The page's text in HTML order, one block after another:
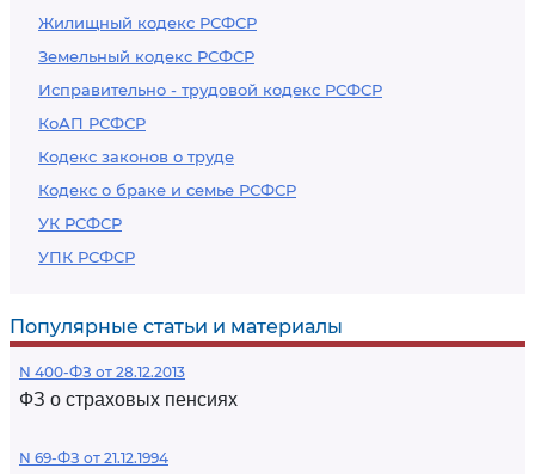
Жилищный кодекс РСФСР
Земельный кодекс РСФСР
Исправительно - трудовой кодекс РСФСР
КоАП РСФСР
Кодекс законов о труде
Кодекс о браке и семье РСФСР
УК РСФСР
УПК РСФСР
Популярные статьи и материалы
N 400-ФЗ от 28.12.2013
ФЗ о страховых пенсиях
N 69-ФЗ от 21.12.1994